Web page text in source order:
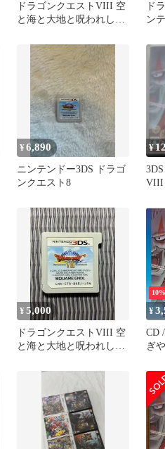
ドラゴンクエストVIII 空
と海と大地と呪われし姫
(Vジャンプブックス(書
籍)) Vジャンプ編集部
[GAME](中古)
ド
ン
¥6,890
ニンテンドー3DS ドラゴ
ンクエスト8
¥
VIII
¥5,000
ドラゴンクエストVIII 空
と海と大地と呪われし姫
¥
CD
ぎ
ス
呪
サ
交
ち